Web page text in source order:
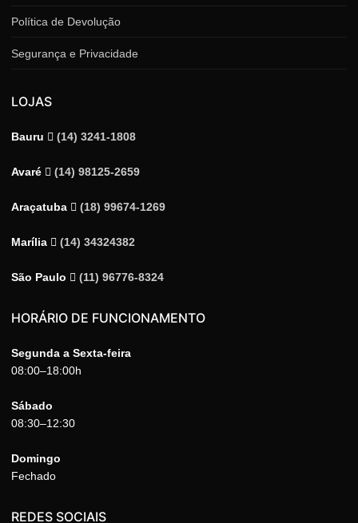
Política de Devolução
Segurança e Privacidade
LOJAS
Bauru (14) 3241-1808
Avaré (14) 98125-2659
Araçatuba (18) 99674-1269
Marília (14) 34324382
São Paulo (11) 96776-8324
HORÁRIO DE FUNCIONAMENTO
Segunda a Sexta-feira
08:00–18:00h
Sábado
08:30–12:30
Domingo
Fechado
REDES SOCIAIS